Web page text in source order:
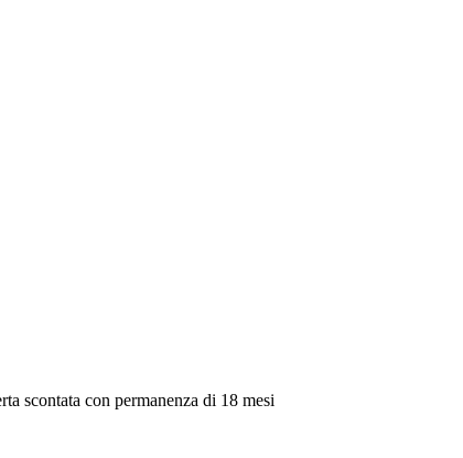
scontata con permanenza di 18 mesi